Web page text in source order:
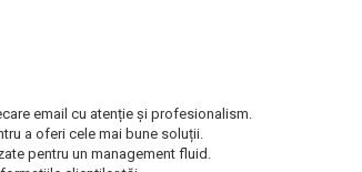
email cu atenție și profesionalism.
a oferi cele mai bune soluții.
pentru un management fluid.